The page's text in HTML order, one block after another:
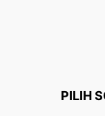
PILIH